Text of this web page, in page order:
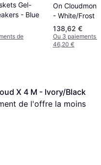
Gel-
- Blue
de
On
- White/Frost
138,62 €
Ou 3 paiements
46,20 €
X 4 M - Ivory/Black
de l'offre la moins